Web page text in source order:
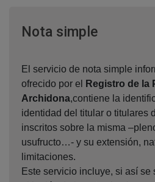
Nota simpleVentana
El servicio de nota simple
ofrecido por el
Registro de la
Archidona,contiene la
identidad del titular o titulares
inscritos sobre la misma
usufructo…- y su extensión,
limitaciones.
Este servicio incluye, si así se